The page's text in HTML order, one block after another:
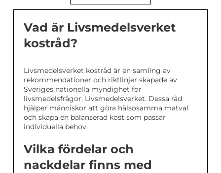
Vad är Livsmedelsverket
kostråd?
Livsmedelsverket kostråd är en samling av
rekommendationer och riktlinjer skapade av
Sveriges nationella myndighet för
livsmedelsfrågor, Livsmedelsverket. Dessa råd
hjälper människor att göra hälsosamma matval
och skapa en balanserad kost som passar
individuella behov.
Vilka fördelar och
nackdelar finns med